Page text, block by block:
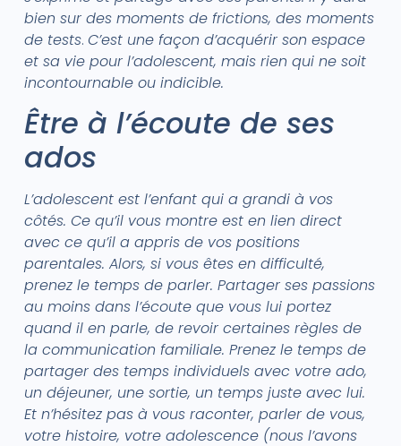
bien sur des moments de frictions, des moments
de tests. C’est une façon d’acquérir son espace
et sa vie pour l’adolescent, mais rien qui ne soit
incontournable ou indicible.
Être à l’écoute de ses
ados
L’adolescent est l’enfant qui a grandi à vos
côtés. Ce qu’il vous montre est en lien direct
avec ce qu’il a appris de vos positions
parentales. Alors, si vous êtes en difficulté,
prenez le temps de parler. Partager ses passions
au moins dans l’écoute que vous lui portez
quand il en parle, de revoir certaines règles de
la communication familiale. Prenez le temps de
partager des temps individuels avec votre ado,
un déjeuner, une sortie, un temps juste avec lui.
Et n’hésitez pas à vous raconter, parler de vous,
votre histoire, votre adolescence (nous l’avons